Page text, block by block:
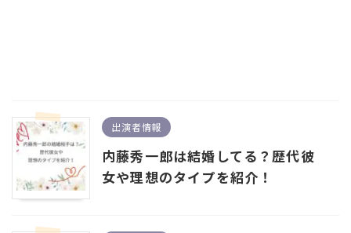
出演者情報
内藤秀一郎は結婚してる？歴代彼
女や理想のタイプを紹介！